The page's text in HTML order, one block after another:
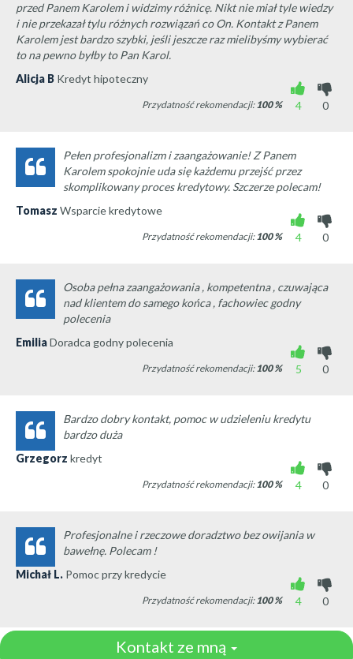
Kontakt ze mną
przed Panem Karolem i widzimy różnicę. Nikt nie miał tyle wiedzy
i nie przekazał tylu różnych rozwiązań co On. Kontakt z Panem
Karolem jest bardzo szybki, jeśli jeszcze raz mielibyśmy wybierać
to na pewno byłby to Pan Karol.
Alicja B Kredyt hipoteczny
4
0
Przydatność rekomendacji:100%
Pełen profesjonalizm i zaangażowanie! Z Panem
Karolem spokojnie uda się każdemu przejść przez
skomplikowany proces kredytowy. Szczerze polecam!
Tomasz Wsparcie kredytowe
4
0
Przydatność rekomendacji:100%
Osoba pełna zaangażowania , kompetentna , czuwająca
nad klientem do samego końca , fachowiec godny
polecenia
EmiliaDoradca godny polecenia
5
0
Przydatność rekomendacji:100%
Bardzo dobry kontakt, pomoc w udzieleniu kredytu
bardzo duża
Grzegorz kredyt
4
0
Przydatność rekomendacji:100%
Profesjonalne i rzeczowe doradztwo bez owijania w
bawełnę. Polecam !
Michał L. Pomoc przy kredycie
4
0
Przydatność rekomendacji:100%
Pan Karol jest świetnym doradcą. Pomimo że gonił nas